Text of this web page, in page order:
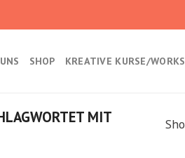
SHOP KREATIVE KURSE/
MIT